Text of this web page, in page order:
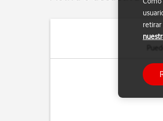
retirar